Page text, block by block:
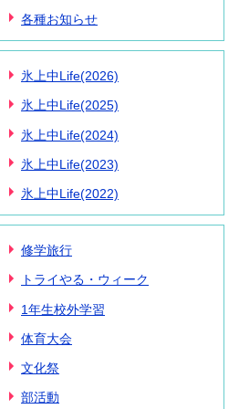
各種お知らせ
氷上中Life(2026)
氷上中Life(2025)
氷上中Life(2024)
氷上中Life(2023)
氷上中Life(2022)
修学旅行
トライやる・ウィーク
1年生校外学習
体育大会
文化祭
部活動